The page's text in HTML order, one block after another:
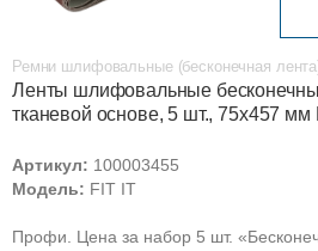
Ремни шлифовальные (бесконечная
Ленты шлифовальные
тканевой основе, 5 шт., 75х457 мм
Артикул: 100003455
Модель: FIT IT
Профи. Цена за набор 5 шт.